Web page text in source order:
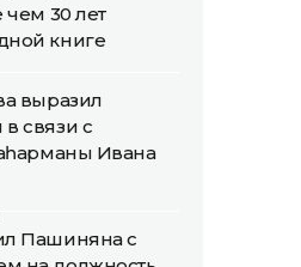
чем 30 лет
книге
выразил
связи с
Ивана
Пашиняна с